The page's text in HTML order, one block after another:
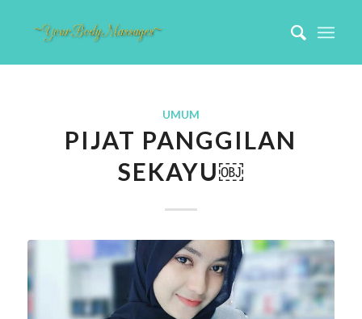
UMUM
PIJAT PANGGILAN
SEKAYU￼